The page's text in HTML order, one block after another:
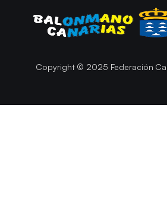
Copyright © 2025 Federación